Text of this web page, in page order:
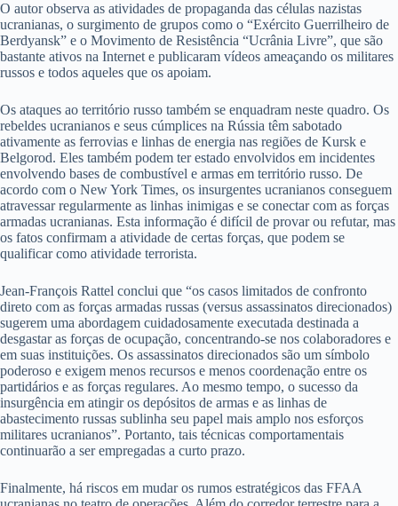
O autor observa as atividades de propaganda das células nazistas
ucranianas, o surgimento de grupos como o “Exército Guerrilheiro de
Berdyansk” e o Movimento de Resistência “Ucrânia Livre”, que são
bastante ativos na Internet e publicaram vídeos ameaçando os militares
russos e todos aqueles que os apoiam.
Os ataques ao território russo também se enquadram neste quadro. Os
rebeldes ucranianos e seus cúmplices na Rússia têm sabotado
ativamente as ferrovias e linhas de energia nas regiões de Kursk e
Belgorod. Eles também podem ter estado envolvidos em incidentes
envolvendo bases de combustível e armas em território russo. De
acordo com o New York Times, os insurgentes ucranianos conseguem
atravessar regularmente as linhas inimigas e se conectar com as forças
armadas ucranianas. Esta informação é difícil de provar ou refutar, mas
os fatos confirmam a atividade de certas forças, que podem se
qualificar como atividade terrorista.
Jean-François Rattel conclui que “os casos limitados de confronto
direto com as forças armadas russas (versus assassinatos direcionados)
sugerem uma abordagem cuidadosamente executada destinada a
desgastar as forças de ocupação, concentrando-se nos colaboradores e
em suas instituições. Os assassinatos direcionados são um símbolo
poderoso e exigem menos recursos e menos coordenação entre os
partidários e as forças regulares. Ao mesmo tempo, o sucesso da
insurgência em atingir os depósitos de armas e as linhas de
abastecimento russas sublinha seu papel mais amplo nos esforços
militares ucranianos”. Portanto, tais técnicas comportamentais
continuarão a ser empregadas a curto prazo.
Finalmente, há riscos em mudar os rumos estratégicos das FFAA